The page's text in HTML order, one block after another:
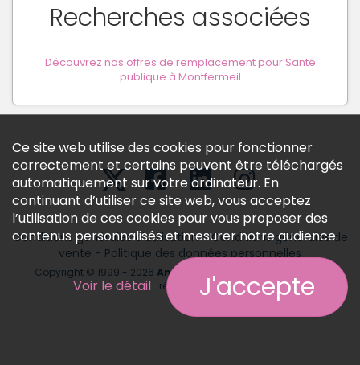
Créer un compte
Recherches associées
Découvrez nos offres de remplacement pour Santé
publique à Montfermeil
Conditions générales d'utilisation-Conditions générales de
vente - Politique des données personnelles
Copyright © 1999 - 2026 Annonces médicales
réservés.
Ce site web utilise des cookies pour fonctionner
correctement et certains peuvent être téléchargés
automatiquement sur votre ordinateur. En
continuant d’utiliser ce site web, vous acceptez
l’utilisation de ces cookies pour vous proposer des
contenus personnalisés et mesurer notre audience.
Voir le détail J'accepte